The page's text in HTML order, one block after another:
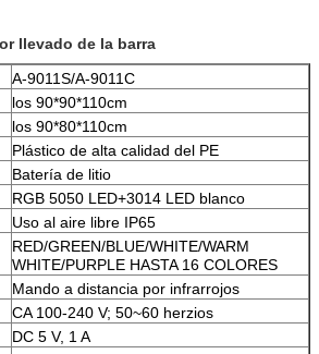
llevado de la barra
A-9011S/A-9011C
los 90*90*110cm
los 90*80*110cm
Plástico de alta calidad del PE
Batería de litio
RGB 5050 LED+3014 LED blanco
Uso al aire libre IP65
RED/GREEN/BLUE/WHITE/WARM
WHITE/PURPLE HASTA 16 COLORES
Mando a distancia por infrarrojos
CA 100-240 V; 50~60 herzios
DC 5 V, 1 A